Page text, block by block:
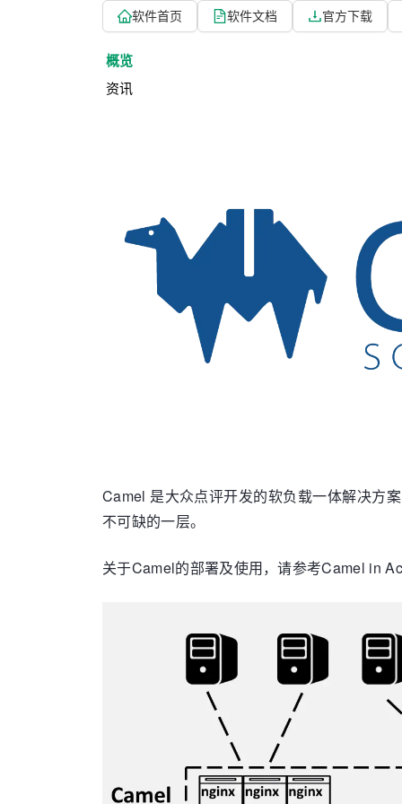
软件首页 软件文档 官方下载
概览
资讯
Camel 是大众点评开发的软负载一体解决方
不可缺的一层。
关于Camel的部署及使用，请参考Camel in